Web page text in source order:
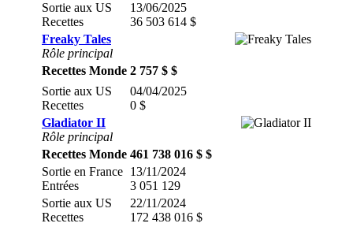
Sortie aux US
Recettes
13/06/2025
36 503 614 $
Freaky Tales
Rôle principal
Recettes Monde 2 757 $ $
Sortie aux US
Recettes
04/04/2025
0 $
Gladiator II
Rôle principal
Recettes Monde 461 738 016 $ $
Sortie en France
Entrées
13/11/2024
3 051 129
Sortie aux US
Recettes
22/11/2024
172 438 016 $